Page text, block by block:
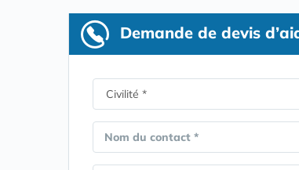
Demande de devis
Nom du contact *